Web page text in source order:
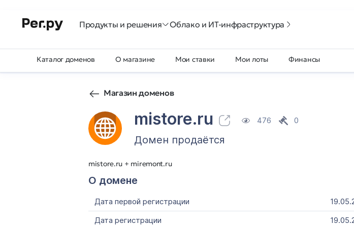
Продукты и решения Облако и ИТ-инфраструктура
Каталог доменов О магазине Мои ставки Мои лоты Финансы
Магазин доменов
mistore.ru 476 0
Домен продаётся
mistore.ru + miremont.ru
О домене
Дата первой регистрации
Дата регистрации